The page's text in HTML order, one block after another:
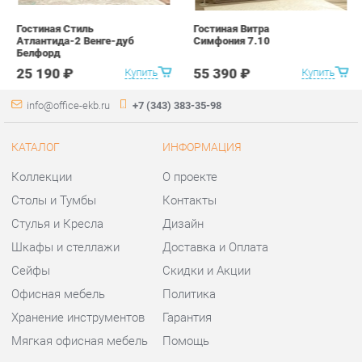
КАТАЛОГ
Коллекции
Столы и Тумбы
Стулья и Кресла
Шкафы и стеллажи
Сейфы
Мягкая офисная мебель
ИНФОРМАЦИЯ
Контакты
Дизайн
Доставка и Оплата
Скидки и Акции
Гарантия
ГОРОДА
Весь мир
Екатеринбург
КОНТАКТЫ
Шоурум и склад самовывоза
Адрес: г.Екатеринбург,
Уральских рабочих, 54
Телефон: +7 (343) 383-35-98